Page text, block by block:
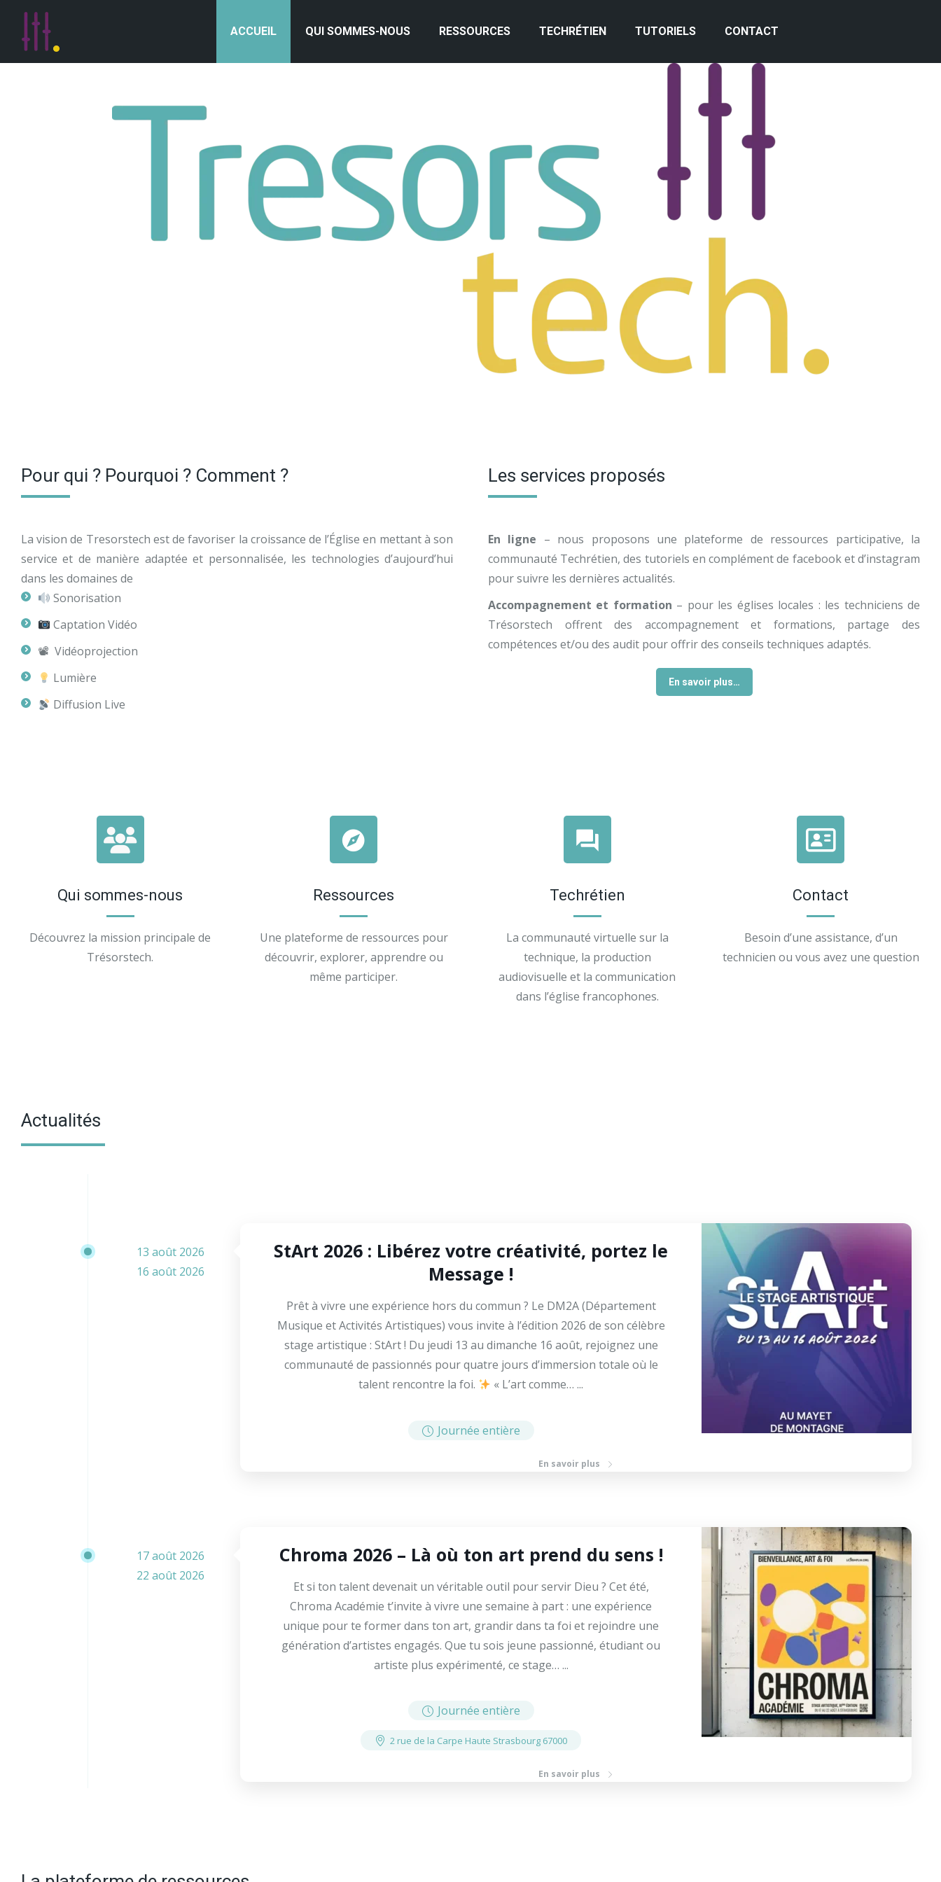
ACCUEIL QUI SOMMES-NOUS RESSOURCES TECHRÉTIEN TUTORIELS CONTACT
Pour qui ? Pourquoi ? Comment ?
La vision de Tresorstech est de favoriser la croissance de l’Église en mettant à son
service et de manière adaptée et personnalisée, les technologies d’aujourd’hui
dans les domaines de
Sonorisation
Captation Vidéo
📽 Vidéoprojection
Lumière
Diffusion Live
Les services proposés
En ligne – nous proposons une plateforme de ressources participative, la
communauté Techrétien, des tutoriels en complément de facebook et d’instagram
pour suivre les dernières actualités.
Accompagnement et formation – pour les églises locales : les techniciens de
Trésorstech offrent des accompagnement et formations, partage des
compétences et/ou des audit pour offrir des conseils techniques adaptés.
En savoir plus…
Qui sommes-nous
Découvrez la mission principale de
Trésorstech.
Ressources
Une plateforme de ressources pour
découvrir, explorer, apprendre ou
même participer.
Techrétien
La communauté virtuelle sur la
technique, la production
audiovisuelle et la communication
dans l’église francophones.
Contact
Besoin d’une assistance, d’un
technicien ou vous avez une question
Actualités
13 août 2026
16 août 2026
StArt 2026 : Libérez votre créativité, portez le
Message !
Prêt à vivre une expérience hors du commun ? Le DM2A (Département
Musique et Activités Artistiques) vous invite à l’édition 2026 de son célèbre
stage artistique : StArt ! Du jeudi 13 au dimanche 16 août, rejoignez une
communauté de passionnés pour quatre jours d’immersion totale où le
talent rencontre la foi.
« L’art comme… ...
Journée entière
En savoir plus
17 août 2026
22 août 2026
Chroma 2026 – Là où ton art prend du sens !
Et si ton talent devenait un véritable outil pour servir Dieu ? Cet été,
Chroma Académie t’invite à vivre une semaine à part : une expérience
unique pour te former dans ton art, grandir dans ta foi et rejoindre une
génération d’artistes engagés. Que tu sois jeune passionné, étudiant ou
artiste plus expérimenté, ce stage… ...
Journée entière
2 rue de la Carpe Haute Strasbourg 67000
En savoir plus